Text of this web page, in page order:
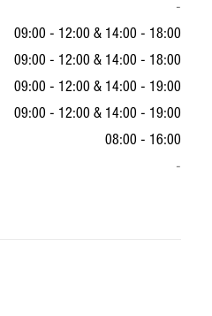
-
09:00 - 12:00 & 14:00 - 18:00
09:00 - 12:00 & 14:00 - 18:00
09:00 - 12:00 & 14:00 - 19:00
09:00 - 12:00 & 14:00 - 19:00
08:00 - 16:00
-